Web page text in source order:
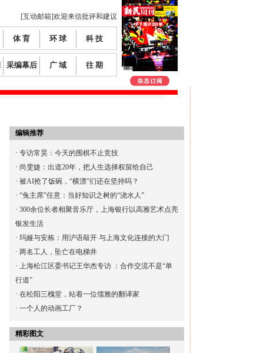
[互动邮箱]欢迎来信批评和建议
体 育 环 球 科 技
采编幕后 广 域 往 期
编辑推荐
· 专访常昊：今天的围棋不止竞技
· 尚雯婕：出道20年，把人生选择权留给自己
· 被AI抢了饭碗，“横漂”们还在坚持吗？
· “兔主席”任意：当好知识之树的“浇水人”
· 300余位长者相聚音乐厅，上海银行以高雅艺术点亮
银发生活
· 玛娅与安栋：用沪语敲开 与上海文化连接的大门
· 两名工人，坠亡在电梯井
· 上海松江区委书记王华杰专访 ：合作交流不是“单
行道”
· 在松阳三槐堂，站着一位儒雅的翻译家
· 一个人的动画工厂？
精彩图文